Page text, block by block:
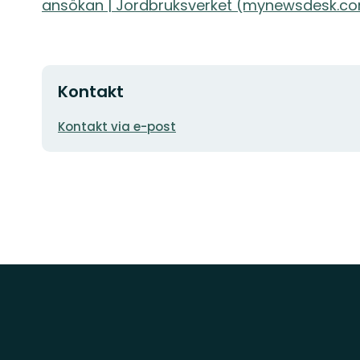
ansökan | Jordbruksverket
Kontakt
E-
Kontakt via e-post